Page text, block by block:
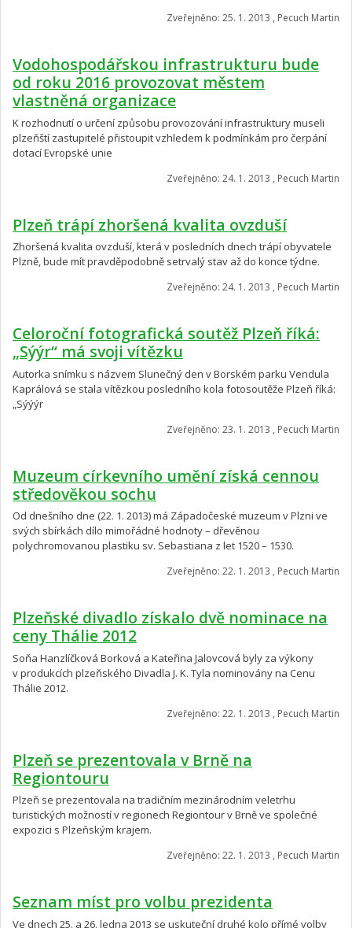
Zveřejněno: 25. 1. 2013 , Pecuch Martin
Vodohospodářskou infrastrukturu bude
od roku 2016 provozovat městem
vlastněná organizace
K rozhodnutí o určení způsobu provozování infrastruktury museli
plzeňští zastupitelé přistoupit vzhledem k podmínkám pro čerpání
dotací Evropské unie
Zveřejněno: 24. 1. 2013 , Pecuch Martin
Plzeň trápí zhoršená kvalita ovzduší
Zhoršená kvalita ovzduší, která v posledních dnech trápí obyvatele
Plzně, bude mít pravděpodobně setrvalý stav až do konce týdne.
Zveřejněno: 24. 1. 2013 , Pecuch Martin
Celoroční fotografická soutěž Plzeň říká:
„Sýýr“ má svoji vítězku
Autorka snímku s názvem Slunečný den v Borském parku Vendula
Kaprálová se stala vítězkou posledního kola fotosoutěže Plzeň říká:
„Sýýýr
Zveřejněno: 23. 1. 2013 , Pecuch Martin
Muzeum církevního umění získá cennou
středověkou sochu
Od dnešního dne (22. 1. 2013) má Západočeské muzeum v Plzni ve
svých sbírkách dílo mimořádné hodnoty – dřevěnou
polychromovanou plastiku sv. Sebastiana z let 1520 – 1530.
Zveřejněno: 22. 1. 2013 , Pecuch Martin
Plzeňské divadlo získalo dvě nominace na
ceny Thálie 2012
Soňa Hanzlíčková Borková a Kateřina Jalovcová byly za výkony
v produkcích plzeňského Divadla J. K. Tyla nominovány na Cenu
Thálie 2012.
Zveřejněno: 22. 1. 2013 , Pecuch Martin
Plzeň se prezentovala v Brně na
Regiontouru
Plzeň se prezentovala na tradičním mezinárodním veletrhu
turistických možností v regionech Regiontour v Brně ve společné
expozici s Plzeňským krajem.
Zveřejněno: 22. 1. 2013 , Pecuch Martin
Seznam míst pro volbu prezidenta
Ve dnech 25. a 26. ledna 2013 se uskuteční druhé kolo přímé volby